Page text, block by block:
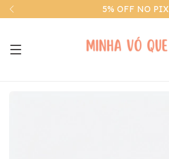
5% OFF NO PIX